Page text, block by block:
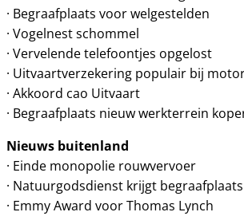
· Begraafplaats voor welgestelden
· Vogelnest schommel
· Vervelende telefoontjes opgelost
· Uitvaartverzekering populair bij
· Akkoord cao Uitvaart
· Begraafplaats nieuw werkterrein
Nieuws buitenland
· Einde monopolie rouwvervoer
· Natuurgodsdienst krijgt begraafplaats
· Emmy Award voor Thomas Lynch